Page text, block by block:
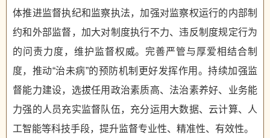
体推进监督执纪和监察执法，加强对监察权运行的内部制
约和外部监督，加大对制度执行不力、违反制度规定行为
的问责力度，维护监督权威。完善严管与厚爱相结合制
度，推动“治未病”的预防机制更好发挥作用。持续加强监
督能力建设，选拔任用政治素质高、法治素养好、业务能
力强的人员充实监督队伍，充分运用大数据、云计算、人
工智能等科技手段，提升监督专业性、精准性、有效性。